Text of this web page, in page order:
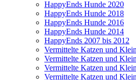
HappyEnds Hunde 2020
HappyEnds Hunde 2018
HappyEnds Hunde 2016
HappyEnds Hunde 2014
HappyEnds 2007 bis 2012
Vermittelte Katzen und
Vermittelte Katzen und
Vermittelte Katzen und
Vermittelte Katzen und